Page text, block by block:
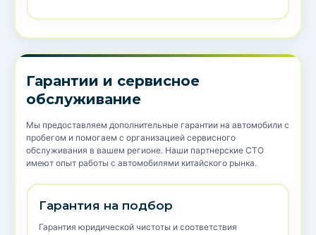
Гарантии и сервисное
обслуживание
Мы предоставляем дополнительные гарантии на автомобили с
пробегом и помогаем с организацией сервисного
обслуживания в вашем регионе. Наши партнерские СТО
имеют опыт работы с автомобилями китайского рынка.
Гарантия на подбор
Гарантия юридической чистоты и соответствия